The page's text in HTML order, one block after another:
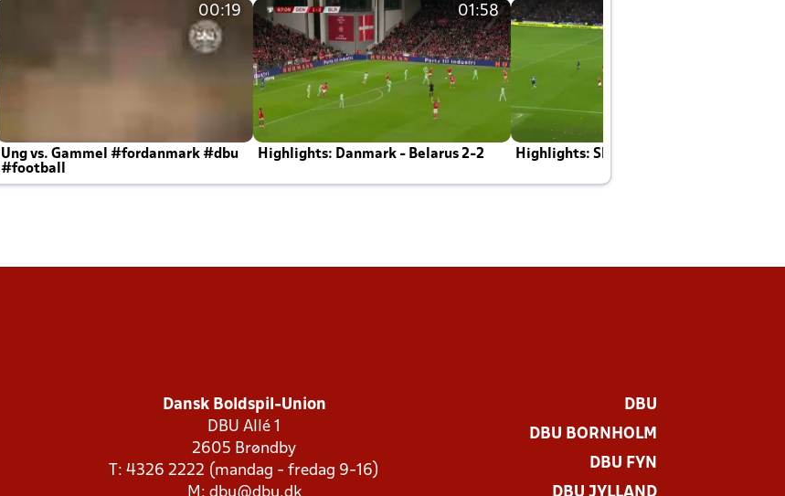
00:19
Ung vs. Gammel #fordanmark #dbu
#football
01:58
Highlights: Danmark - Belarus 2-2 Highlights: Skotland - Danmark 4-2
Dansk Boldspil-Union
DBU Allé 1
2605 Brøndby
T: 4326 2222 (mandag - fredag 9-16)
DBU
DBU BORNHOLM
DBU FYN